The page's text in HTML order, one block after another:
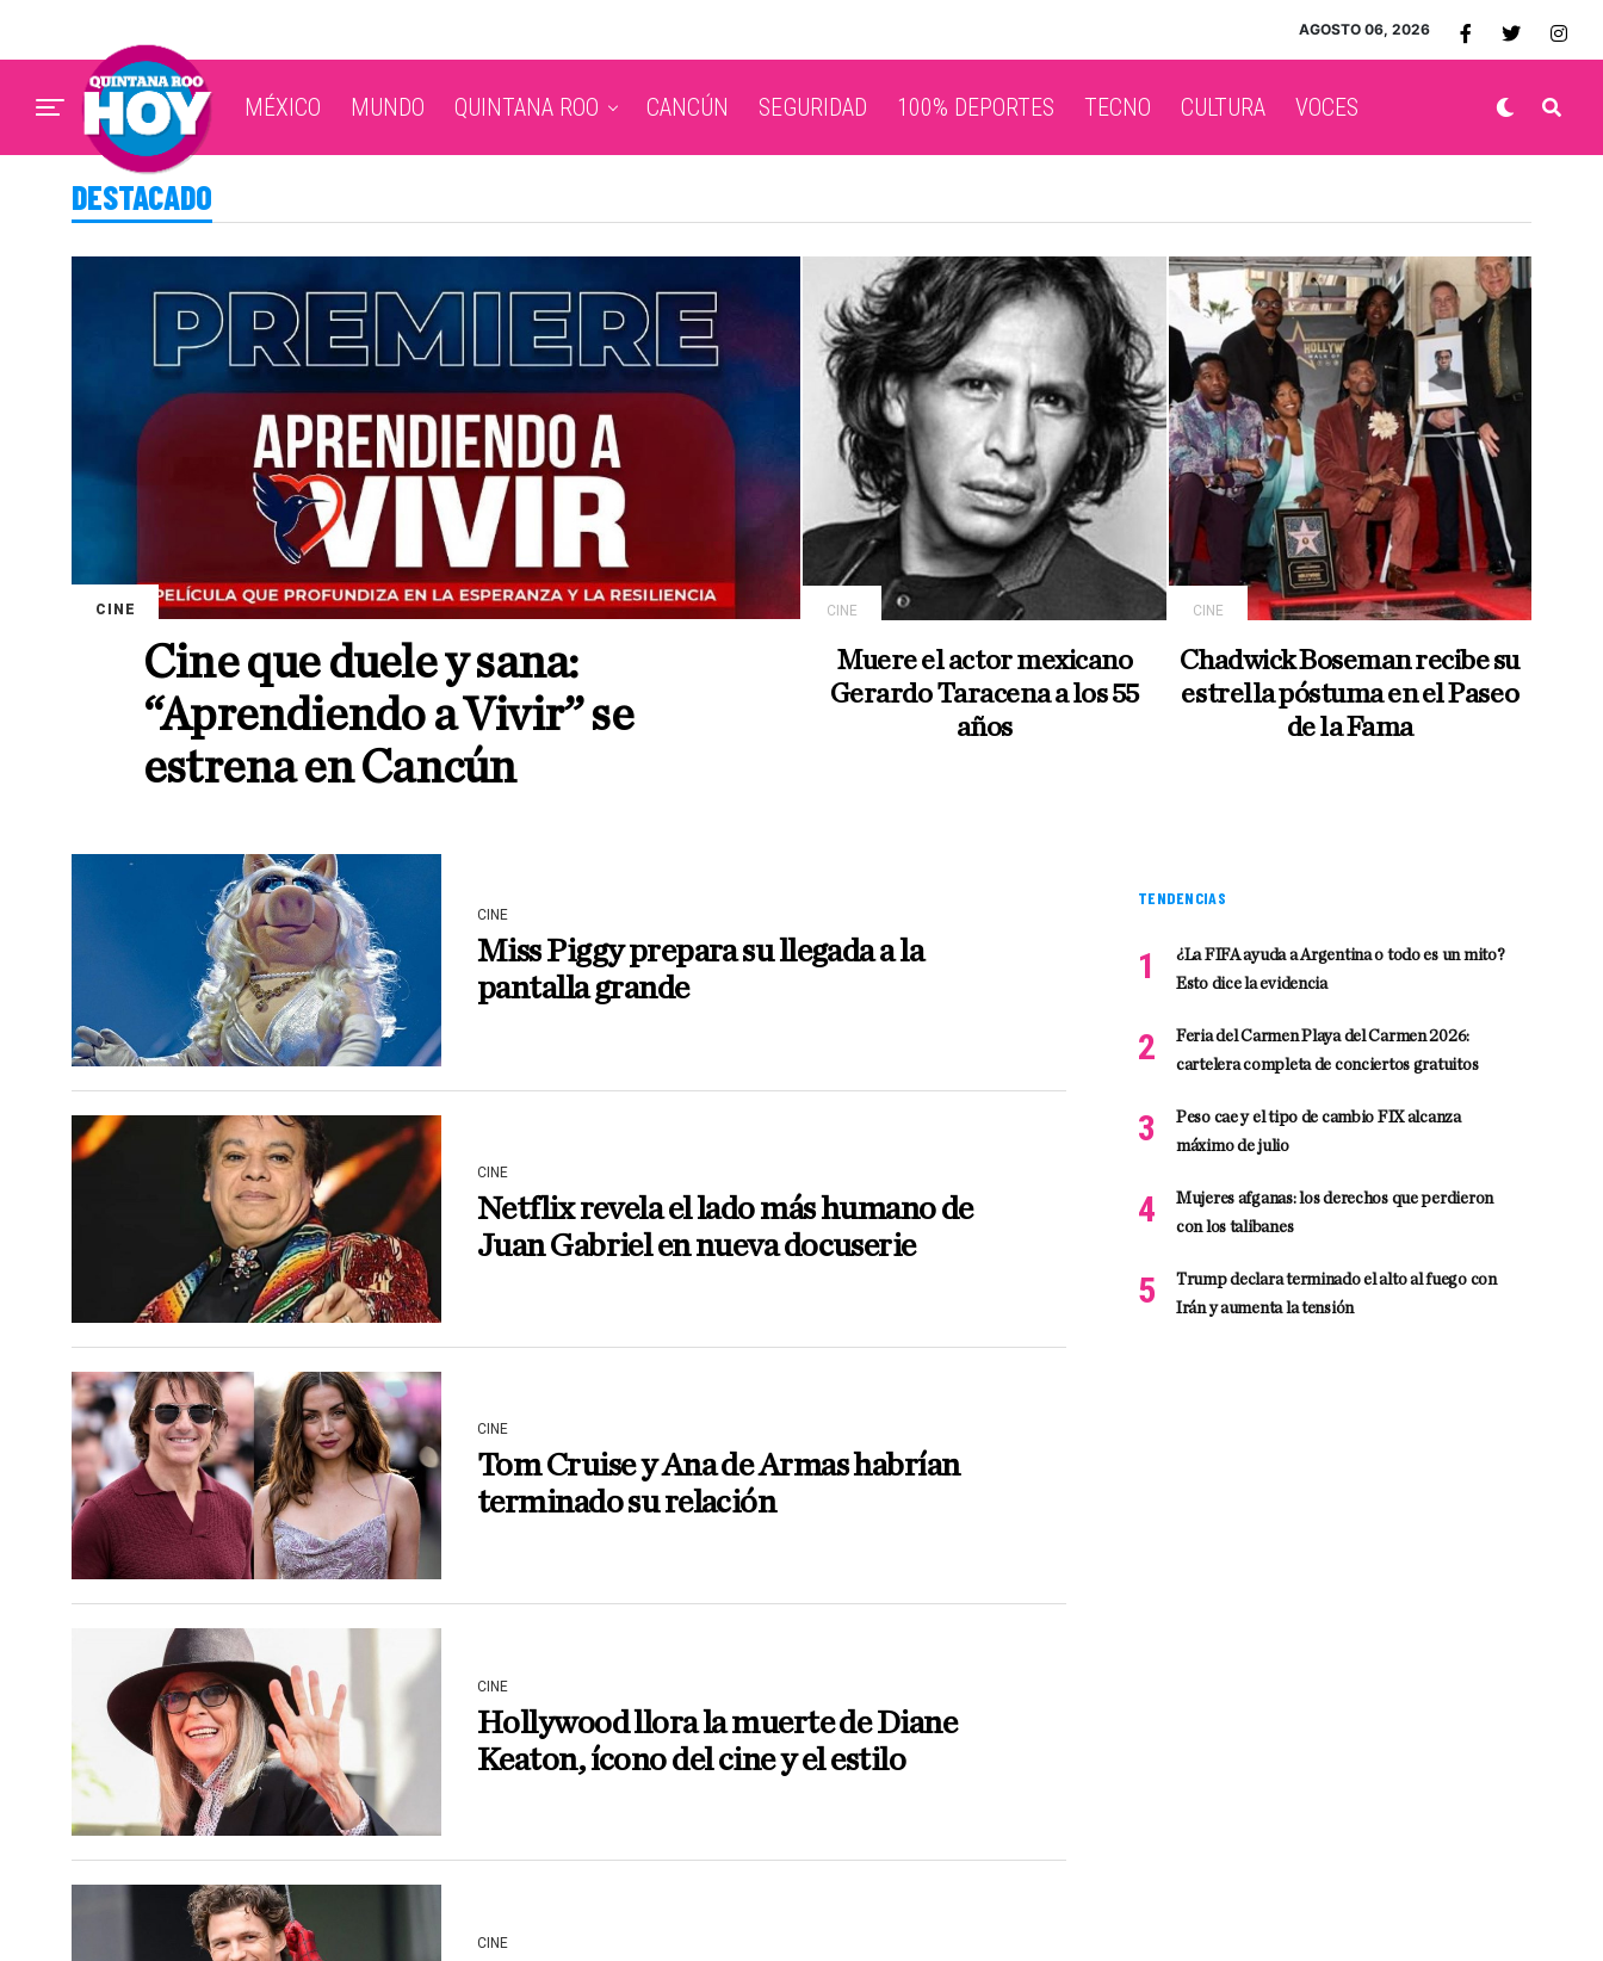
AGOSTO 06, 2026
MÉXICO MUNDO QUINTANA ROO CANCÚN SEGURIDAD 100% DEPORTES TECNO CULTURA VOCES
DESTACADO
CINE
Cine que duele y sana:
“Aprendiendo a Vivir” se
estrena en Cancún
CINE
Muere el actor mexicano
Gerardo Taracena a los 55
años
CINE
Chadwick Boseman recibe su
estrella póstuma en el Paseo
de la Fama
CINE
Miss Piggy prepara su llegada a la
pantalla grande
CINE
Netflix revela el lado más humano de
Juan Gabriel en nueva docuserie
CINE
Tom Cruise y Ana de Armas habrían
terminado su relación
CINE
Hollywood llora la muerte de Diane
Keaton, ícono del cine y el estilo
CINE
TENDENCIAS
¿La FIFA ayuda a Argentina o todo es un mito?
Esto dice la evidencia
Feria del Carmen Playa del Carmen 2026:
cartelera completa de conciertos gratuitos
Peso cae y el tipo de cambio FIX alcanza
máximo de julio
Mujeres afganas: los derechos que perdieron
con los talibanes
Trump declara terminado el alto al fuego con
Irán y aumenta la tensión